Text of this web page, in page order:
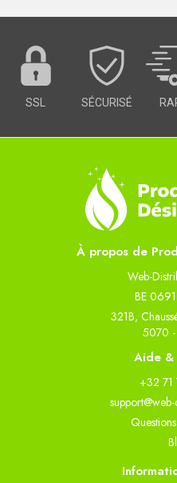
SSL SÉCURISÉ
À propos de
Web-
BE
321B,
5070 -
Aide
+32 71